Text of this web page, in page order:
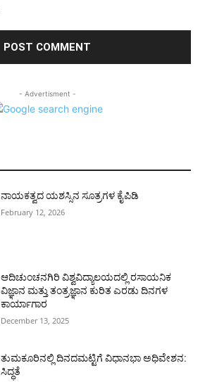
- Advertisment -
ನಾಯಕತ್ವದ ಯಶಸ್ಸಿನ ಸೂತ್ರಗಳ ಕೈಪಿಡಿ
February 12, 2026
ಆದಿಚುಂಚನಗಿರಿ ವಿಶ್ವವಿದ್ಯಾಲಯದಲ್ಲಿ ರಸಾಯನಿಕ
ವಿಜ್ಞಾನ ಮತ್ತು ತಂತ್ರಜ್ಞಾನ ಕುರಿತ ಎರಡು ದಿನಗಳ
ಕಾರ್ಯಾಗಾರ
December 13, 2025
ತುಮಕೂರಿನಲ್ಲಿ ದಿನದಮಟ್ಟಿಗೆ ವಿಧಾನಭಾ ಅಧಿವೇಶನ:
ಸಿದ್ಧತೆ